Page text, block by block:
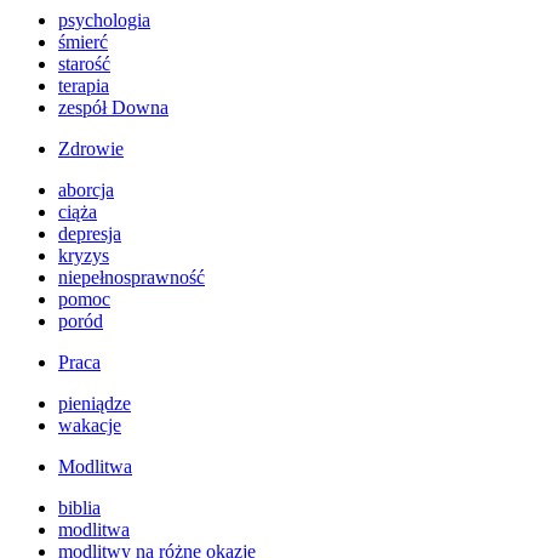
psychologia
śmierć
starość
terapia
zespół Downa
Zdrowie
aborcja
ciąża
depresja
kryzys
niepełnosprawność
pomoc
poród
Praca
pieniądze
wakacje
Modlitwa
biblia
modlitwa
modlitwy na różne okazje